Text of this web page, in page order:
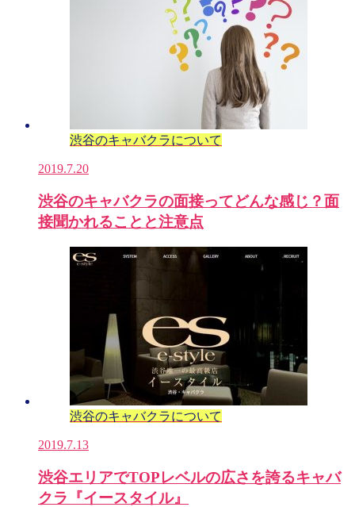
渋谷のキャバクラについて
2019.7.20
渋谷のキャバクラの面接ってどんな感じ？面
接聞かれることと注意点
渋谷のキャバクラについて
2019.7.13
渋谷エリアでTOPレベルの広さを誇るキャバ
クラ『イースタイル』